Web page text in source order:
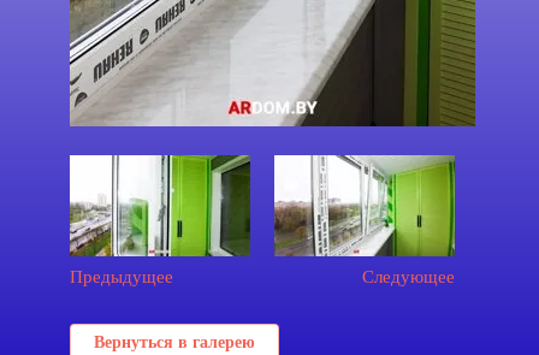
Предыдущее Следующее
Вернуться в галерею